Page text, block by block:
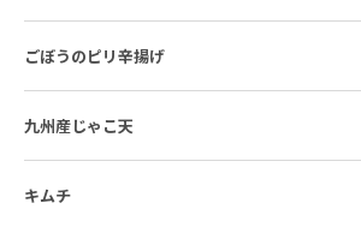
ごぼうのピリ辛揚げ
九州産じゃこ天
キムチ